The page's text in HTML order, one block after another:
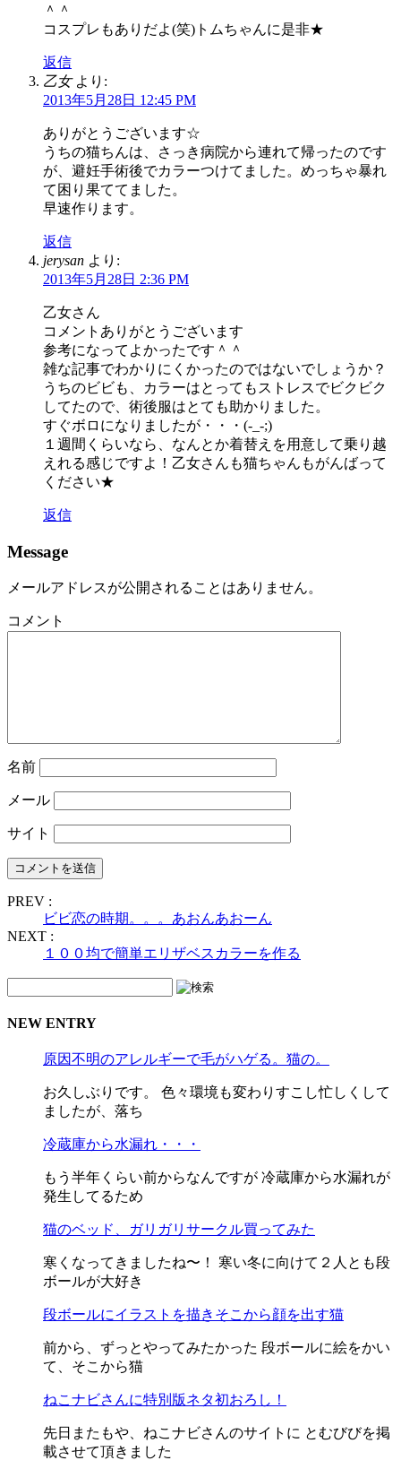
＾＾
コスプレもありだよ(笑)トムちゃんに是非★
返信
乙女 より:
2013年5月28日 12:45 PM
ありがとうございます☆
うちの猫ちんは、さっき病院から連れて帰ったのです
が、避妊手術後でカラーつけてました。めっちゃ暴れ
て困り果ててました。
早速作ります。
返信
jerysan より:
2013年5月28日 2:36 PM
乙女さん
コメントありがとうございます
参考になってよかったです＾＾
雑な記事でわかりにくかったのではないでしょうか？
うちのビビも、カラーはとってもストレスでビクビク
してたので、術後服はとても助かりました。
すぐボロになりましたが・・・(-_-;)
１週間くらいなら、なんとか着替えを用意して乗り越
えれる感じですよ！乙女さんも猫ちゃんもがんばって
ください★
返信
Message
メールアドレスが公開されることはありません。
コメント
名前
メール
サイト
PREV :
ビビ恋の時期。。。あおんあおーん
NEXT :
１００均で簡単エリザベスカラーを作る
NEW ENTRY
原因不明のアレルギーで毛がハゲる。猫の。
お久しぶりです。 色々環境も変わりすこし忙しくして
ましたが、落ち
冷蔵庫から水漏れ・・・
もう半年くらい前からなんですが 冷蔵庫から水漏れが
発生してるため
猫のベッド、ガリガリサークル買ってみた
寒くなってきましたね〜！ 寒い冬に向けて２人とも段
ボールが大好き
段ボールにイラストを描きそこから顔を出す猫
前から、ずっとやってみたかった 段ボールに絵をかい
て、そこから猫
ねこナビさんに特別版ネタ初おろし！
先日またもや、ねこナビさんのサイトに とむびびを掲
載させて頂きました